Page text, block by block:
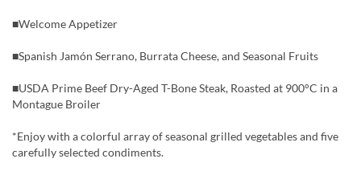
■Welcome Appetizer
■Spanish Jamón Serrano, Burrata Cheese, and Seasonal Fruits
■USDA Prime Beef Dry-Aged T-Bone Steak, Roasted at 900°C in a
Montague Broiler
*Enjoy with a colorful array of seasonal grilled vegetables and five
carefully selected condiments.